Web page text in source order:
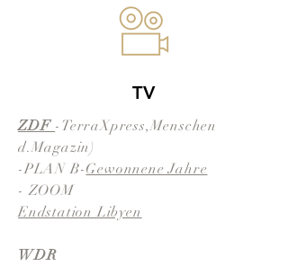
TV
ZDF - TerraXpress,Menschen
d.Magazin)
-PLAN B-Gewonnene Jahre
- ZOOM
Endstation Libyen
WDR